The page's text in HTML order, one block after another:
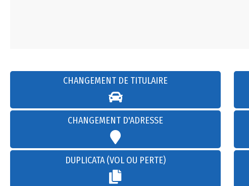
CHANGEMENT DE TITULAIRE
CHANGEMENT D'ADRESSE
DUPLICATA (VOL OU PERTE)